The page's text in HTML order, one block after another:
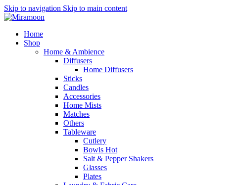
Skip to navigation Skip to main content
Home
Shop
Home & Ambience
Diffusers
Home Diffusers
Sticks
Candles
Accessories
Home Mists
Matches
Others
Tableware
Cutlery
Bowls Hot
Salt & Pepper Shakers
Glasses
Plates